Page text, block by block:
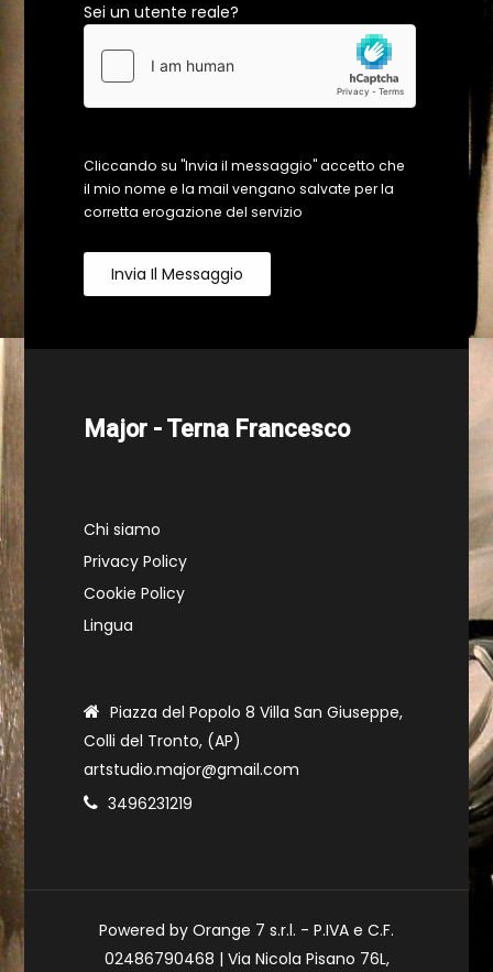
Sei un utente reale?
Cliccando su "Invia il messaggio" accetto che
il mio nome e la mail vengano salvate per la
corretta erogazione del servizio
Invia Il Messaggio
Major - Terna Francesco
Chi siamo
Privacy Policy
Cookie Policy
Lingua
Piazza del Popolo 8 Villa San Giuseppe,
Colli del Tronto, (AP)
artstudio.major@gmail.com
3496231219
Powered by Orange 7 s.r.l. - P.IVA e C.F.
02486790468 | Via Nicola Pisano 76L,